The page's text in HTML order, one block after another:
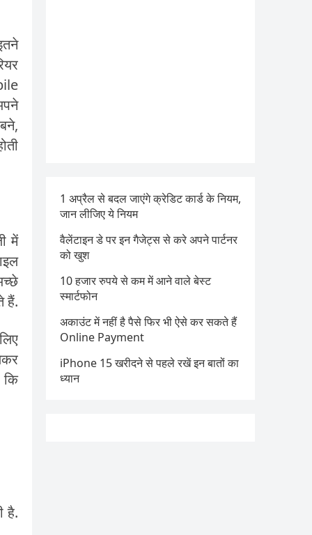
में
हैं.
कि
है.
1 अप्रैल से बदल जाएंगे क्रेडिट कार्ड के नियम,
जान लीजिए ये नियम
वैलेंटाइन डे पर इन गैजेट्स से करे अपने पार्टनर
को खुश
10 हजार रुपये से कम में आने वाले बेस्ट
स्मार्टफोन
अकाउंट में नहीं है पैसे फिर भी ऐसे कर सकते हैं
Online Payment
iPhone 15 खरीदने से पहले रखें इन बातों का
ध्यान